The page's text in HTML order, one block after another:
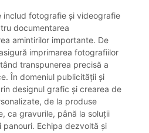
includ fotografie și videografie
documentarea
amintirilor importante. De
imprimarea fotografiilor
transpunerea precisă a
În domeniul publicității și
designul grafic și crearea de
de la produse
ca gravurile, până la soluții
Echipa dezvoltă și